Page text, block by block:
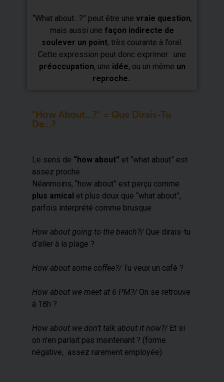
“What about…?” peut être une vraie question,
mais aussi une façon indirecte de
soulever un point, très courante à l’oral.
Cette expression peut donc exprimer : une
préoccupation, une idée, ou un même un
reproche.
"How About...?" = Que Dirais-Tu
De...?
Le sens de “how about” et “what about” est
assez proche.
Néanmoins, “how about” est perçu comme
plus amical et plus doux que “what about”,
parfois interprété comme brusque.
How about going to the beach?/ Que dirais-tu
d’aller à la plage ?
How about some coffee?/Tu veux un café ?
How about we meet at 6 PM?/ On se retrouve
à 18h ?
How about we don’t talk about it now?/ Et si
on n’en parlait pas maintenant ? (forme
négative, assez rarement employée)